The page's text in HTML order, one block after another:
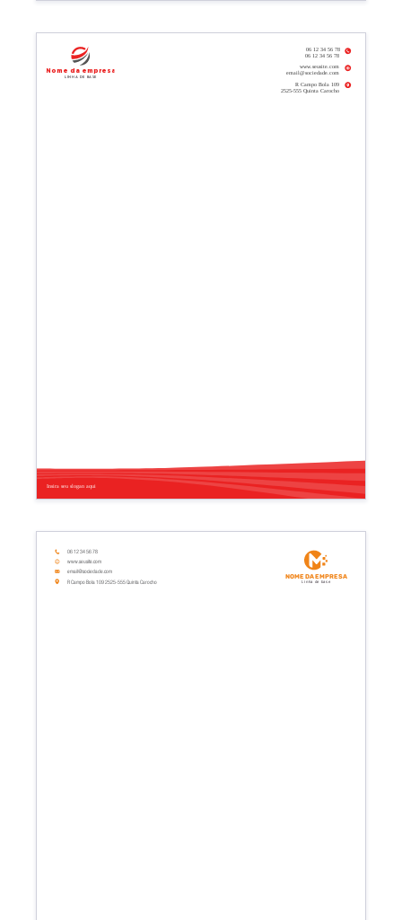
06 12 34 56 78
www.seusite.com
R Campo Bola 109
Nome da empresa
Linha de base
email@sociedade.com
2525-555 Quinta Carocho
06 12 34 56 78
Insira seu slogan aqui
email@sociedade.com
R Campo Bola 109 2525-555 Quinta Carocho
06 12 34 56 78
www.seusite.com
Nome da empresa
Linha de base